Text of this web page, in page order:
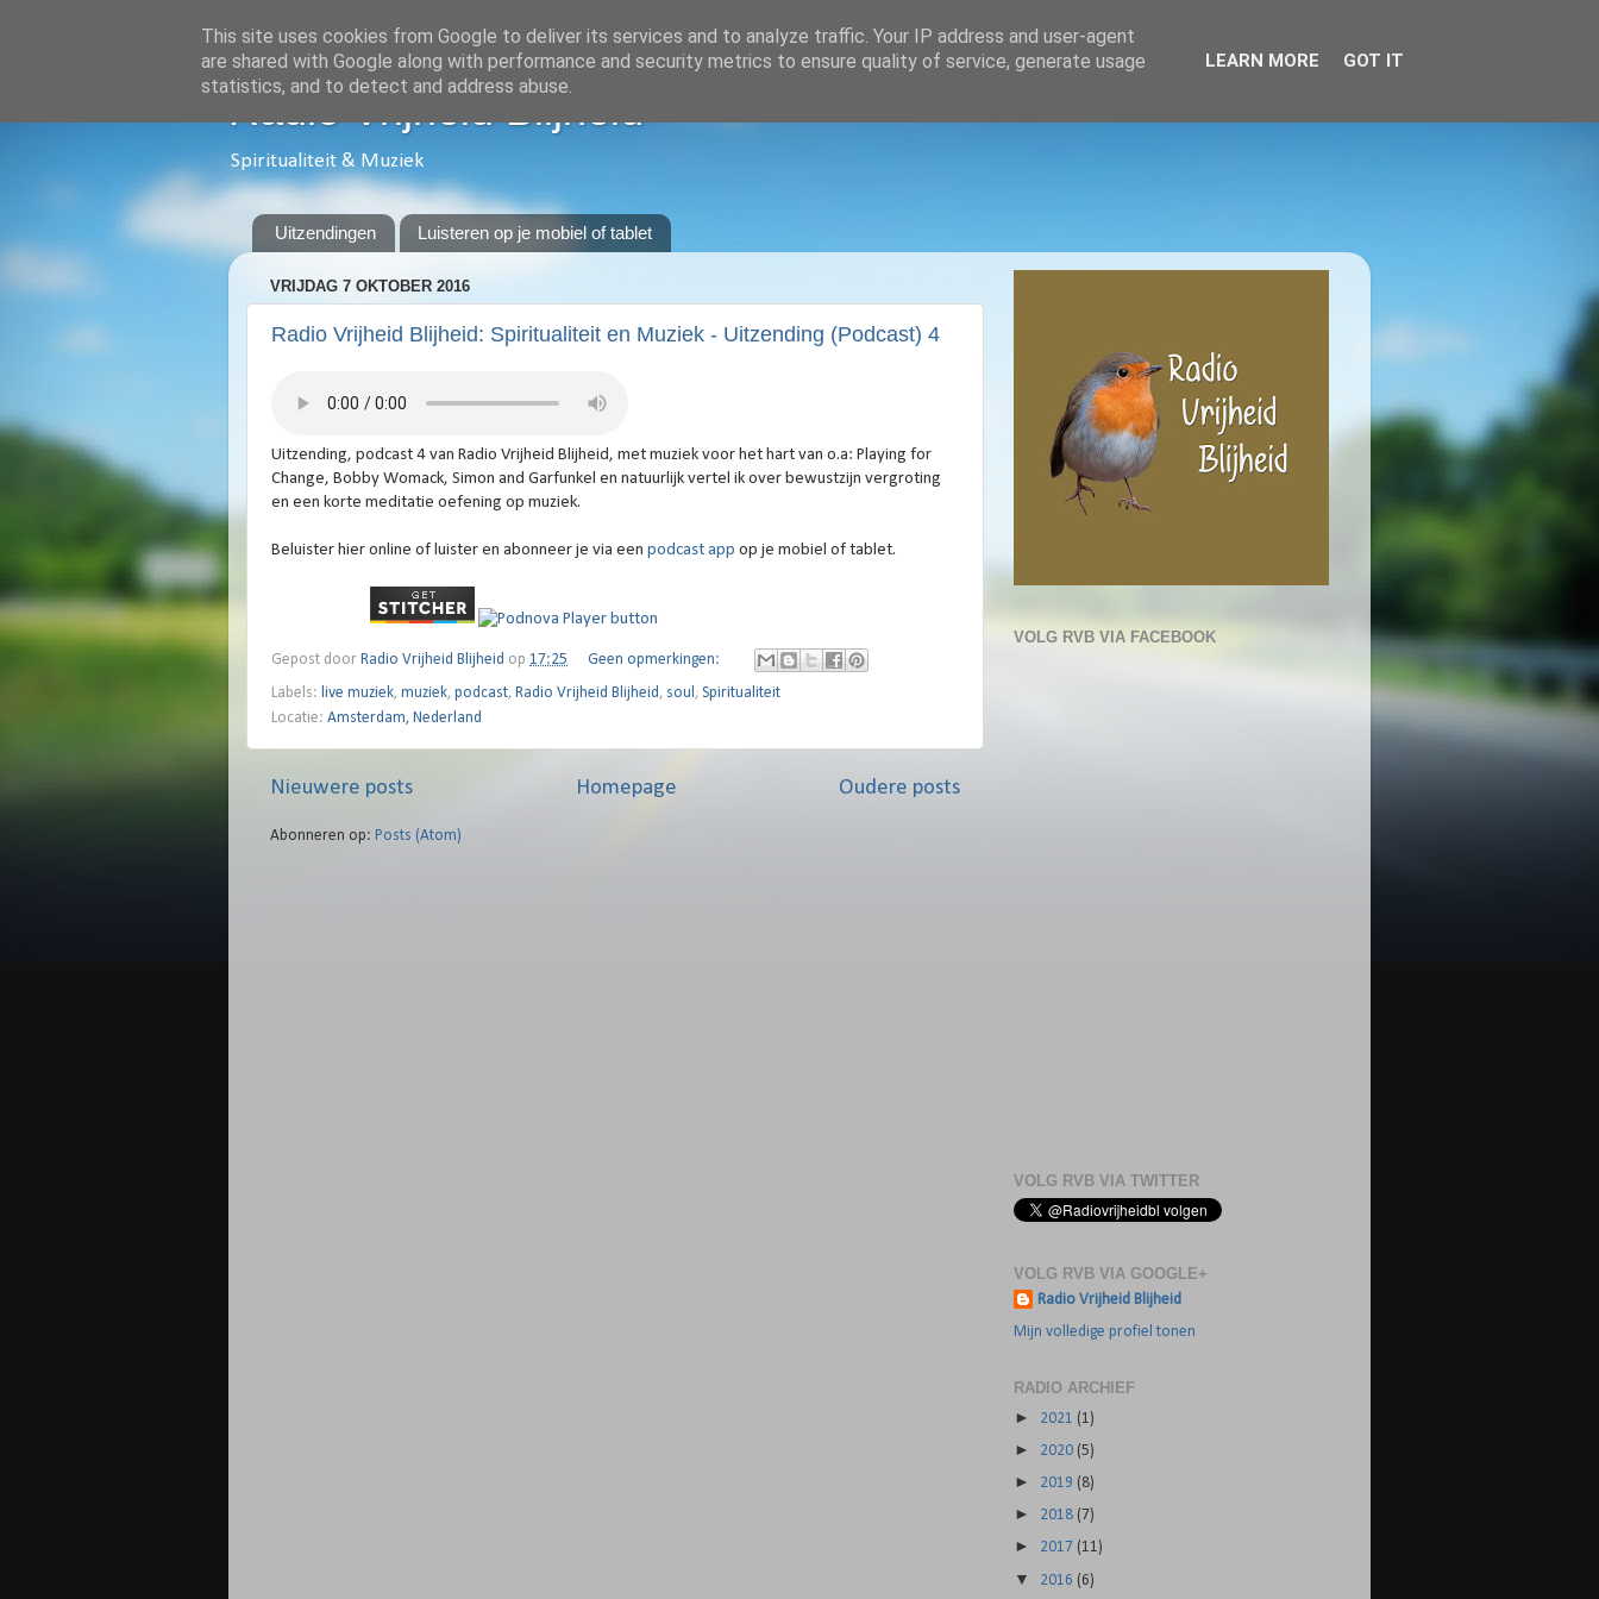
Radio Vrijheid Blijheid
Spiritualiteit & Muziek
Uitzendingen Luisteren op je mobiel of tablet
VRIJDAG 7 OKTOBER 2016
Radio Vrijheid Blijheid: Spiritualiteit en Muziek - Uitzending (Podcast) 4
Uitzending, podcast 4 van Radio Vrijheid Blijheid, met muziek voor het hart van o.a: Playing for
Change, Bobby Womack, Simon and Garfunkel en natuurlijk vertel ik over bewustzijn vergroting
en een korte meditatie oefening op muziek.
Beluister hier online of luister en abonneer je via een podcast app op je mobiel of tablet.
Gepost door Radio Vrijheid Blijheid op 17:25 Geen opmerkingen:
Labels: live muziek, muziek, podcast, Radio Vrijheid Blijheid , soul , Spiritualiteit
Locatie: Amsterdam, Nederland
Nieuwere posts Oudere posts
Homepage
Abonneren op: Posts (Atom)
VOLG RVB VIA FACEBOOK
VOLG RVB VIA TWITTER
VOLG RVB VIA GOOGLE+
Radio Vrijheid Blijheid
Mijn volledige profiel tonen
RADIO ARCHIEF
►
2021 (1)
► 2020 (5)
► 2019 (8)
► 2018 (7)
► 2017 (11)
▼ 2016 (6)
This site uses cookies from Google to deliver its services and to analyze traffic. Your IP address and user-agent
are shared with Google along with performance and security metrics to ensure quality of service, generate usage
statistics, and to detect and address abuse.
LEARN MORE GOT IT